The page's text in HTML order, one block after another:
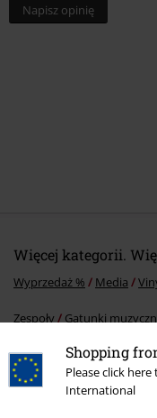
Shopping
Please click
International
Napisz opinię
Więcej kategorii.
Wyprzedaż % Media
Zespoły Gatunki
Zespoły Top Bands
Zespoły Media Winyl